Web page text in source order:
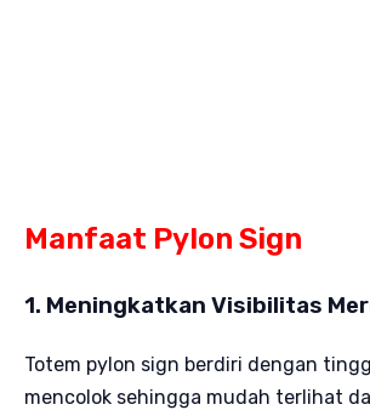
Manfaat Pylon Sign
1. Meningkatkan Visibilitas
Totem pylon sign berdiri dengan
mencolok sehingga mudah terlihat